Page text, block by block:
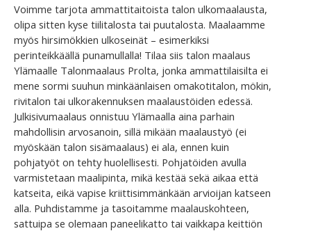
Voimme tarjota ammattitaitoista talon ulkomaalausta,
olipa sitten kyse tiilitalosta tai puutalosta. Maalaamme
myös hirsimökkien ulkoseinät – esimerkiksi
perinteikkäällä punamullalla! Tilaa siis talon maalaus
Ylämaalle Talonmaalaus Prolta, jonka ammattilaisilta ei
mene sormi suuhun minkäänlaisen omakotitalon, mökin,
rivitalon tai ulkorakennuksen maalaustöiden edessä.
Julkisivumaalaus onnistuu Ylämaalla aina parhain
mahdollisin arvosanoin, sillä mikään maalaustyö (ei
myöskään talon sisämaalaus) ei ala, ennen kuin
pohjatyöt on tehty huolellisesti. Pohjatöiden avulla
varmistetaan maalipinta, mikä kestää sekä aikaa että
katseita, eikä vapise kriittisimmänkään arvioijan katseen
alla. Puhdistamme ja tasoitamme maalauskohteen,
sattuipa se olemaan paneelikatto tai vaikkapa keittiön